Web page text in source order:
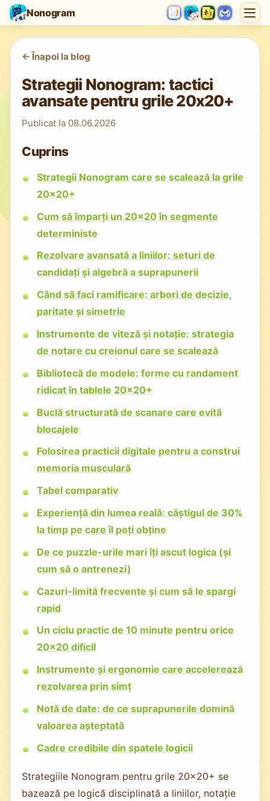
Nonogram
<- Înapoi la blog
Strategii Nonogram: tactici
avansate pentru grile 20x20+
Publicat la 08.06.2026
Cuprins
Strategii Nonogram care se scalează la grile
20x20+
Cum să împarți un 20x20 în segmente
deterministe
Rezolvare avansată a liniilor: seturi de
candidați și algebră a suprapunerii
Când să faci ramificare: arbori de decizie,
paritate și simetrie
Instrumente de viteză și notație: strategia
de notare cu creionul care se scalează
Bibliotecă de modele: forme cu randament
ridicat în tablele 20x20+
Buclă structurată de scanare care evită
blocajele
Folosirea practicii digitale pentru a construi
memoria musculară
Tabel comparativ
Experiență din lumea reală: câștigul de 30%
la timp pe care îl poți obține
De ce puzzle-urile mari îți ascut logica (și
cum să o antrenezi)
Cazuri-limită frecvente și cum să le spargi
rapid
Un ciclu practic de 10 minute pentru orice
20x20 dificil
Instrumente și ergonomie care accelerează
rezolvarea prin simț
Notă de date: de ce suprapunerile domină
valoarea așteptată
Cadre credibile din spatele logicii
Strategiile Nonogram pentru grile 20x20+ se
bazează pe logică disciplinată a liniilor, notație